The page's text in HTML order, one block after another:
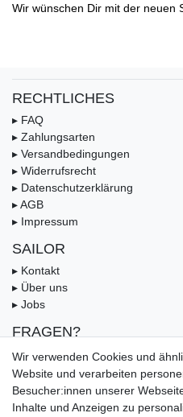
Wir wünschen Dir mit der neuen
RECHTLICHES
▸ FAQ
▸ Zahlungsarten
▸ Versandbedingungen
▸ Widerrufsrecht
▸ Datenschutzerklärung
▸ AGB
▸ Impressum
SAILOR
▸ Kontakt
▸ Über uns
▸ Jobs
FRAGEN?
▸ FAQ
▸ Zahlungsarten
▸ Versandbedingungen
▸ Gutschein
Wir verwenden Cookies und
Website und verarbeiten
Besucher:innen unserer
Inhalte und Anzeigen zu